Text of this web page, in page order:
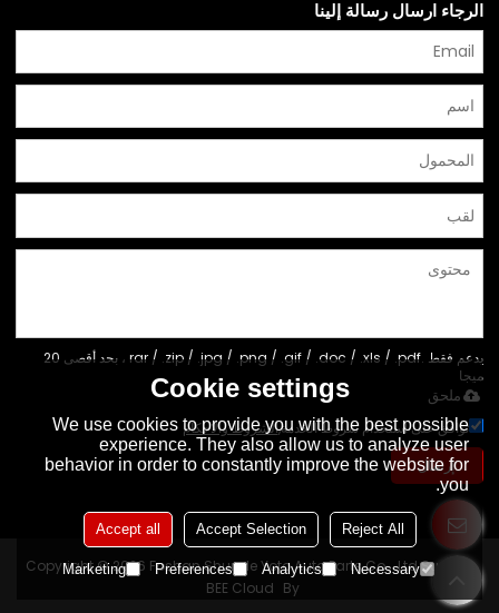
الرجاء ارسال رسالة إلينا
يدعم فقط .rar / .zip / .jpg / .png / .gif / .doc / .xls / .pdf ، بحد أقصى 20
ميجا
ملحق
توافق على استخدام شروط الخدمة,الشروط والاحكام
إرسال
Copyright © 2026 Foshan Shunde Yoto Auto Parts Co., LtdSupport
By
BEE Cloud
Cookie settings
We use cookies to provide you with the best possible
experience. They also allow us to analyze user
behavior in order to constantly improve the website for
you.
Reject All
Accept Selection
Accept all
Necessary
Analytics
Preferences
Marketing